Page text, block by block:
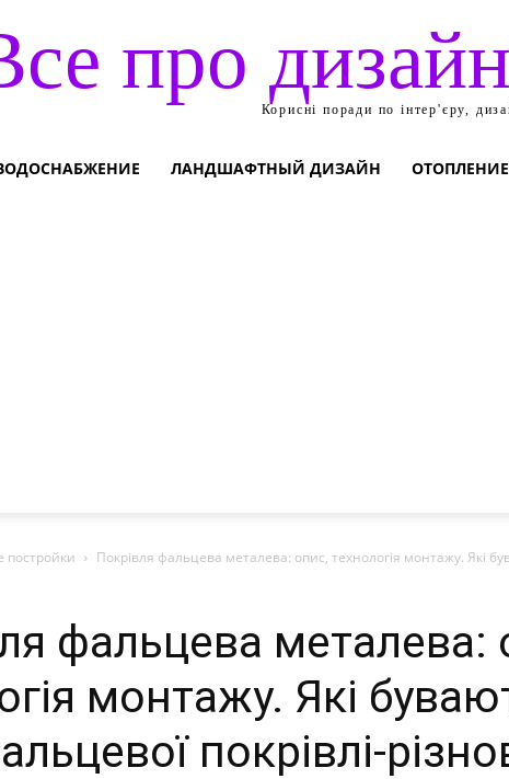
про
Корисні поради по інтер'єру,
ЛАНДШАФТНЫЙ ДИЗАЙН ОТОПЛЕНИЕ
Покрівля фальцева металева: опис, технологія монтажу. Які
фальцева металева:
монтажу. Які
покрівлі-